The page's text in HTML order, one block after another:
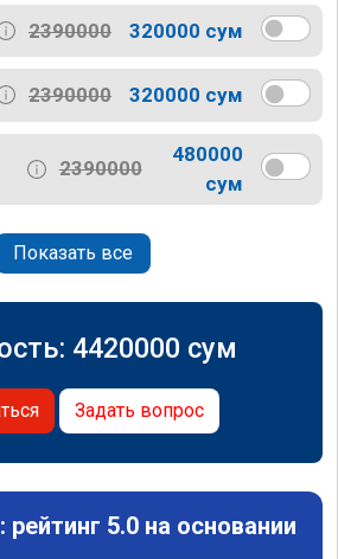
2390000 320000 сум
2390000 320000 сум
2390000
480000
сум
Показать все
4420000 сум
Задать вопрос
5.0 на основании